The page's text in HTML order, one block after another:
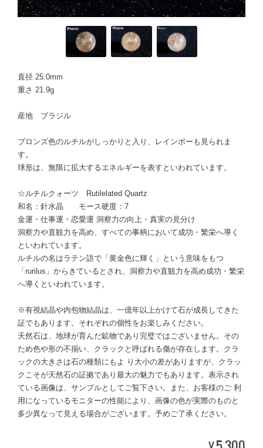
直径 25.0mm
重さ 21.9g
産地 ブラジル
ブロンズ色のルチルがしっかりと入り、レインボーも見られま
す。
球形は、無限に拡大するエネルギーを表すといわれています。
☆ルチルクォーツ Rutilelated Quartz
和名：針水晶 モース硬度：7
金運・仕事運・恋愛運 洞察力の向上・真実の見分け
洞察力や直観力を高め、すべての事柄において成功・繁栄へ導く
といわれています。
ルチルの名はラテン語で「黄金色に輝く」という意味をもつ
「rurilus」からきているとされ、洞察力や直観力を高め成功・繁栄
へ導くといわれています。
※有視結晶や内包物結晶は、一億年以上かけて石が成長してきた
証でもあります。それぞれの個性をお楽しみください。
天然石は、地球が育んだ鉱物であり完璧ではございません。その
ため色や形の不揃い、クラックと呼ばれる傷が存在します。クラ
ックの大きさは石の種類にもよ り大小の差がありますが、クラッ
クこそが天然石の証拠であり最大の魅力でもあります。表示され
ている画像は、サンプルとしてご覧下さい。また、お客様のご 利
用になっているモニターの性能により、画像の色が実際のものと
多少異なって見える場合がございます。予めご了承ください。